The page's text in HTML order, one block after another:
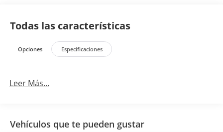
Todas las características
Opciones Especificaciones
Leer Más...
Vehículos que te pueden gustar